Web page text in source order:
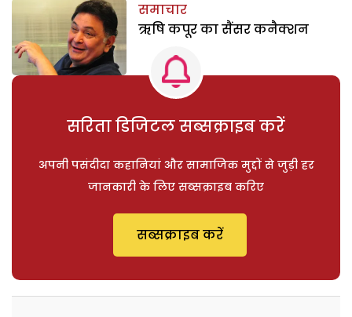
समाचार
ऋषि कपूर का सैंसर कनैक्शन
सरिता डिजिटल सब्सक्राइब करें
अपनी पसंदीदा कहानियां और सामाजिक मुद्दों से जुड़ी हर
जानकारी के लिए सब्सक्राइब करिए
सब्सक्राइब करें